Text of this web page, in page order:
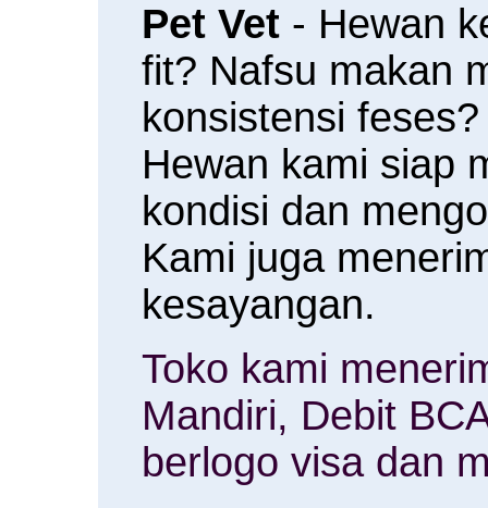
Pet Vet - Hewan
fit? Nafsu makan
konsistensi
Hewan kami siap
kondisi dan
Kami juga
kesayangan.
Toko kami
Mandiri, Debit
berlogo visa dan